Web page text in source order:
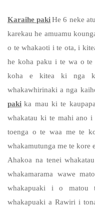
Karaihe paki He 6 neke
karekau he amuamu
o te whakaoti i te ota, i
he koha paku i te wa o te
koha e kitea ki nga
whakawhirinaki a nga
paki ka mau ki te
whakatau ki te mahi ano
toenga o te waa me te
whakamutunga me te kore
Ahakoa na tenei
whakamarama wawe
whakapuaki i o
whakapuaki a Rawiri i